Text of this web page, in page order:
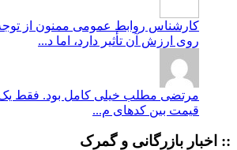
کارشناس روابط عمومی ممنون از
روی ارزش آن تأثیر دارد، اما د...
مرتضی مطلب خیلی کامل بود. فقط یک
قیمت بین کدهای م...
:: اخبار بازرگانی و گمرک